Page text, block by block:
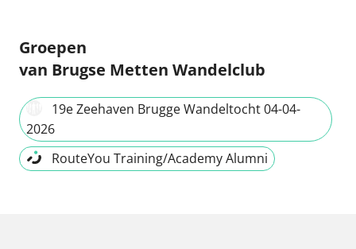
Groepen
van Brugse Metten Wandelclub
19e Zeehaven Brugge Wandeltocht 04-04-
2026
RouteYou Training/Academy Alumni